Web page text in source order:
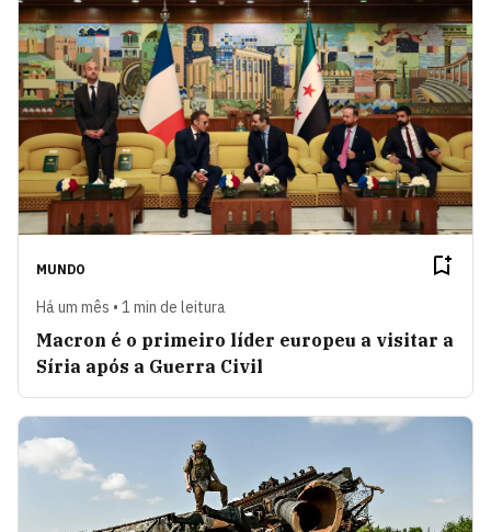
MUNDO
Há um mês • 1 min de leitura
Macron é o primeiro líder europeu a visitar a
Síria após a Guerra Civil